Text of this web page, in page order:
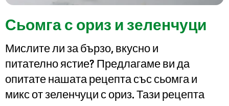
Сьомга с ориз и зеленчуци
Мислите ли за бързо, вкусно и
питателно ястие? Предлагаме ви да
опитате нашата рецепта със сьомга и
микс от зеленчуци с ориз. Тази рецепта